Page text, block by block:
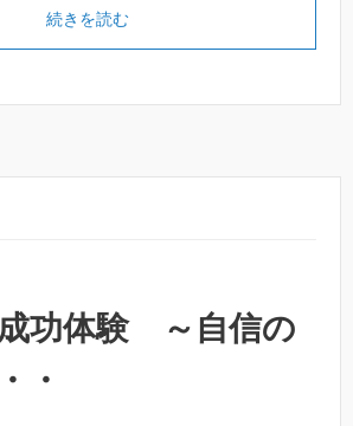
続きを読む
功体験 ～自信の
・